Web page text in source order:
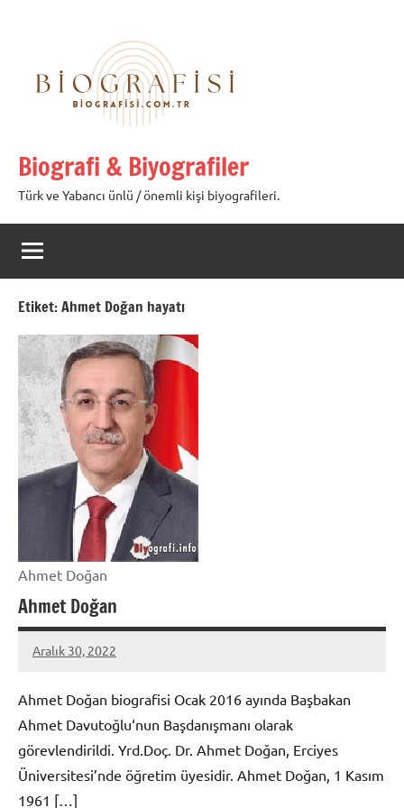
Biografi & Biyografiler
Türk ve Yabancı ünlü / önemli kişi biyografileri.
Etiket:Ahmet Doğan hayatı
Ahmet Doğan
Ahmet Doğan
Aralık 30, 2022
admin
Ahmet Doğan biografisi Ocak 2016 ayında Başbakan
Ahmet Davutoğlu‘nun Başdanışmanı olarak
görevlendirildi. Yrd.Doç. Dr. Ahmet Doğan, Erciyes
Üniversitesi’nde öğretim üyesidir. Ahmet Doğan, 1 Kasım
1961 […]